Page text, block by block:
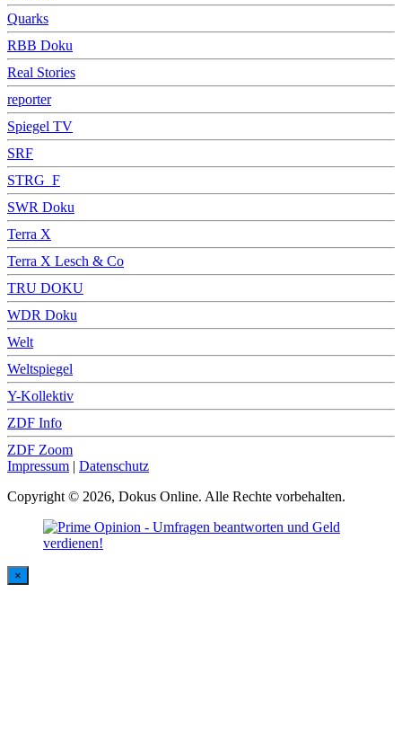
Quarks
RBB Doku
Real Stories
reporter
Spiegel TV
SRF
STRG_F
SWR Doku
Terra X
Terra X Lesch & Co
TRU DOKU
WDR Doku
Welt
Weltspiegel
Y-Kollektiv
ZDF Info
ZDF Zoom
Impressum | Datenschutz
Copyright © 2026, Dokus Online. Alle Rechte vorbehalten.
×